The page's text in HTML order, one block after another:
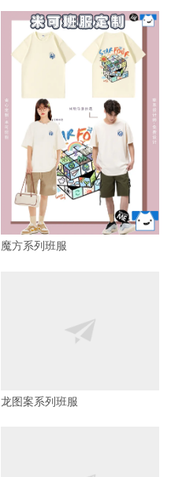
魔方系列班服
龙图案系列班服